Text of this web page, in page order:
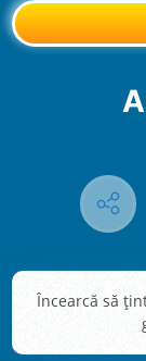
Încearcă să